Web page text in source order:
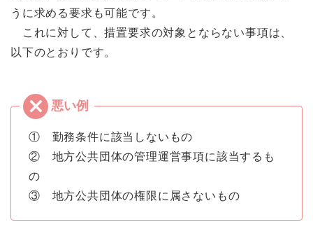
うに求める要求も可能です。
これに対して、措置要求の対象とならない事項は、
以下のとおりです。
① 勤務条件に該当しないもの
② 地方公共団体の管理運営事項に該当するも
の
③ 地方公共団体の権限に属さないもの